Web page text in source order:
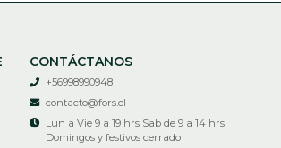
CONTÁCTANOS
+56998990948
contacto@fors.cl
Lun a Vie 9 a 19 hrs Sab de 9 a 14 hrs
Domingos y festivos cerrado